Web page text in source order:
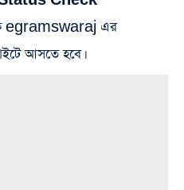
egramswaraj এর
আসতে হবে।